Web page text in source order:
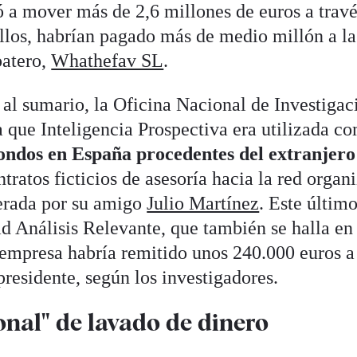
mover más de 2,6 millones de euros a
habrían pagado más de medio millón a la
Whathefav SL.
sumario, la Oficina Nacional de
Inteligencia Prospectiva era utilizada
en España procedentes del
ficticios de asesoría hacia la red
por su amigoJulio Martínez. Este
Análisis Relevante, que también se halla
habría remitido unos 240.000 euros
según los investigadores.
de lavado de dinero